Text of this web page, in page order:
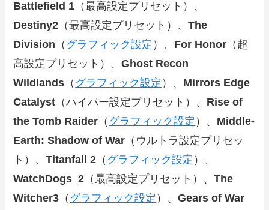
Battlefield 1 （最高設定プリセット）、
Destiny2 （最高設定プリセット）、The
Division （ グラフィック設定 ）、 For Honor （超
高設定プリセット）、Ghost Recon
Wildlands （ グラフィック設定 ）、 Mirrors Edge
Catalyst （ハイパー設定プリセット）、 Rise of
the Tomb Raider （ グラフィック設定 ）、 Middle-
Earth: Shadow of War （ウルトラ設定プリセッ
ト）、Titanfall 2 （ グラフィック設定 ）、
WatchDogs_2 （最高設定プリセット）、The
Witcher3 （ グラフィック設定 ）、Gears of War